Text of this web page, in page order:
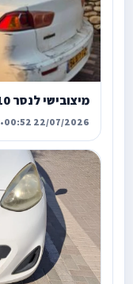
מיצובישי לנסר 2010
22/07/2026 00:52
•